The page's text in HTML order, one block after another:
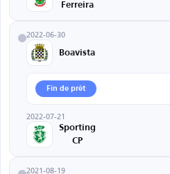
Ferreira
2022-06-30
Boavista
Fin de prêt
2022-07-21
Sporting
CP
2021-08-19